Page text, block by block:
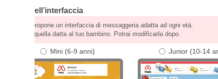
un interfaccia di messaggeria adatta ad ogni età.
datta al tuo bambino. Potrai modificarla dopo.
Mini (6-9 anni) Junior (10-14 anni)